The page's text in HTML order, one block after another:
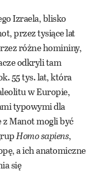
Izraela, blisko
przez tysiące lat
różne homininy,
odkryli tam
55 tys. lat, która
w Europie,
typowymi dla
Manot mogli być
Homo sapiens,
a ich anatomiczne
się